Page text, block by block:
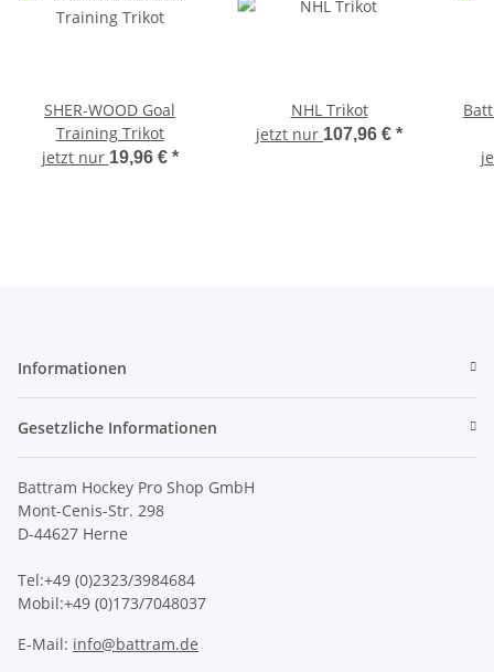
SHER-WOOD Goal
Training Trikot
jetzt nur 19,96 € *
NHL Trikot
jetzt nur 107,96 € *
Informationen
Gesetzliche Informationen
Battram Hockey Pro Shop GmbH
Mont-Cenis-Str. 298
D-44627 Herne
Tel:+49 (0)2323/3984684
Mobil:+49 (0)173/7048037
E-Mail: info@battram.de